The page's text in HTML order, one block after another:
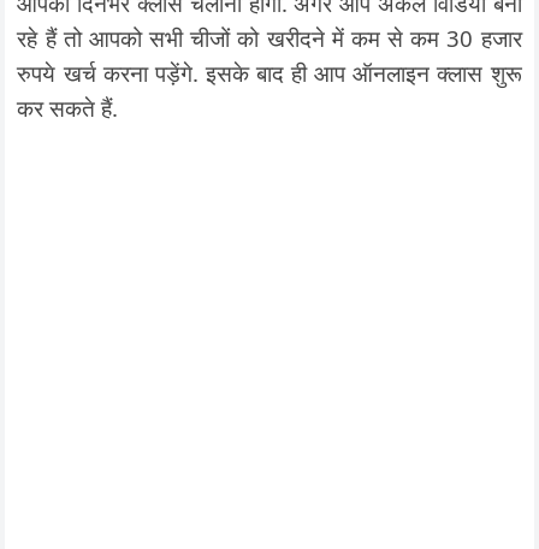
रहे हैं तो आपको सभी चीजों को खरीदने में कम से कम 30 हजार
रुपये खर्च करना पड़ेंगे. इसके बाद ही आप ऑनलाइन क्लास शुरू
कर सकते हैं.